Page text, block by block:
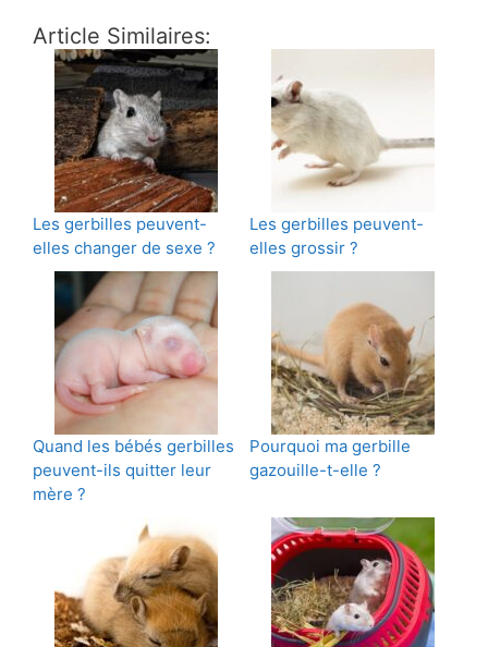
Article Similaires:
Les gerbilles peuvent-
elles changer de sexe ?
Les gerbilles peuvent-
elles grossir ?
Quand les bébés gerbilles
peuvent-ils quitter leur
mère ?
Pourquoi ma gerbille
gazouille-t-elle ?